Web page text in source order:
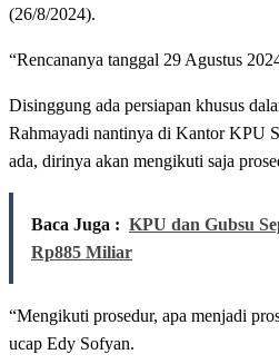
(26/8/2024).
“Rencananya tanggal 29 Agustus
Disinggung ada persiapan khusus
Rahmayadi nantinya di Kantor KPU
ada, dirinya akan mengikuti saja
Baca Juga : KPU dan Gubsu
Rp885 Miliar
“Mengikuti prosedur, apa menjadi
ucap Edy Sofyan.